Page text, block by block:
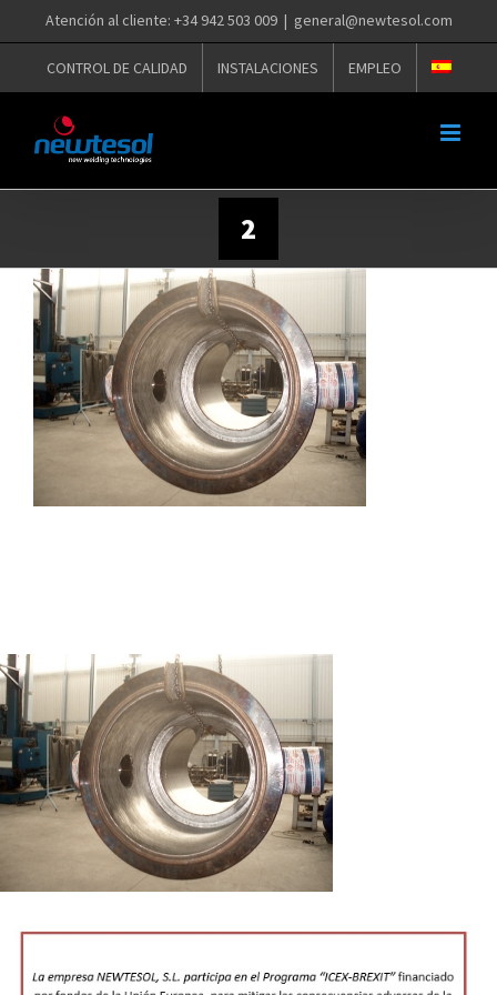
contenido
Atención al cliente: +34 942 503 009 | general@newtesol.com
CONTROL DE CALIDAD INSTALACIONES EMPLEO
2